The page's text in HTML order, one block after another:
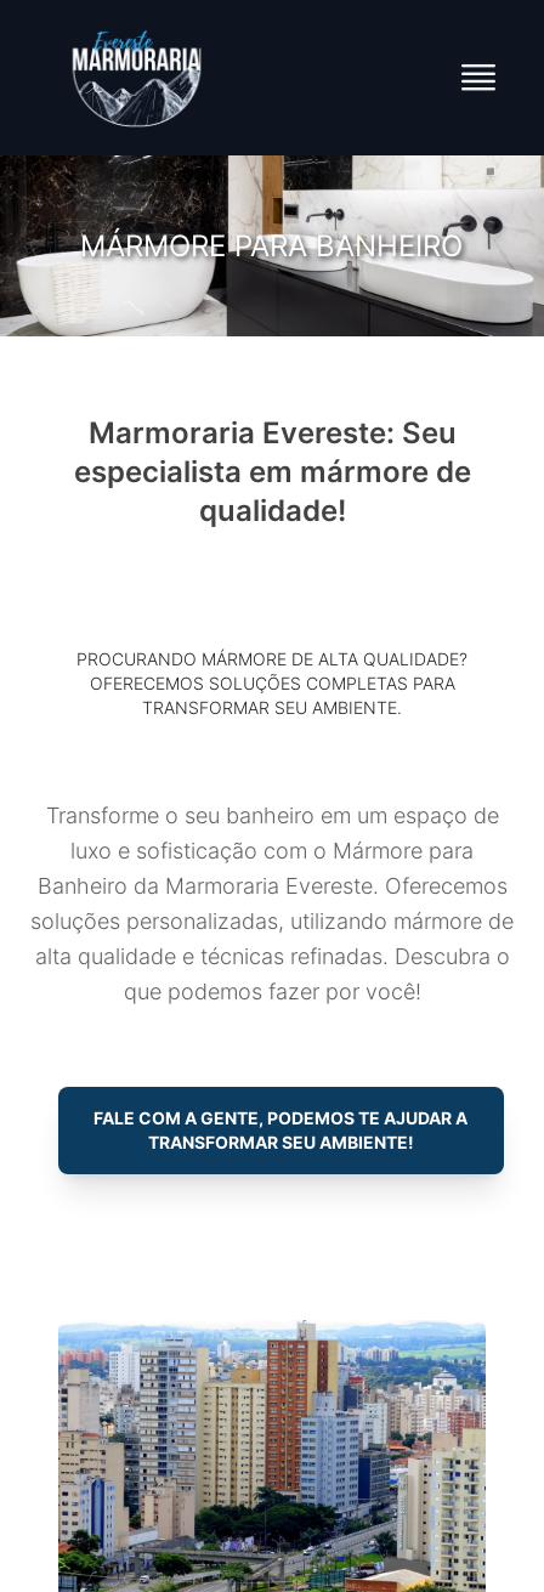
MÁRMORE PARA BANHEIRO
Marmoraria Evereste: Seu
especialista em mármore de
qualidade!
PROCURANDO MÁRMORE DE ALTA QUALIDADE?
OFERECEMOS SOLUÇÕES COMPLETAS PARA
TRANSFORMAR SEU AMBIENTE.
Transforme o seu banheiro em um espaço de
luxo e sofisticação com o Mármore para
Banheiro da Marmoraria Evereste. Oferecemos
soluções personalizadas, utilizando mármore de
alta qualidade e técnicas refinadas. Descubra o
que podemos fazer por você!
FALE COM A GENTE, PODEMOS TE AJUDAR A
TRANSFORMAR SEU AMBIENTE!